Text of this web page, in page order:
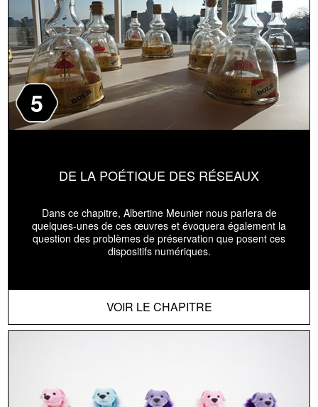
5
DE LA POÉTIQUE DES RÉSEAUX
Dans ce chapitre, Albertine Meunier nous parlera de
quelques-unes de ces œuvres et évoquera également la
question des problèmes de préservation que posent ces
dispositifs numériques.
VOIR LE CHAPITRE